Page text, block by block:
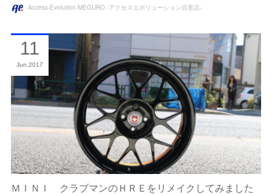
Access-Evolution MEGURO -アクセスエボリューション目黒店-
ＭＩＮＩ クラブマンのＨＲＥをリメイクしてみました
11
Jun 2017